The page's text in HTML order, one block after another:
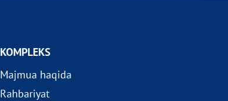
KOMPLEKS
Majmua haqida
Rahbariyat